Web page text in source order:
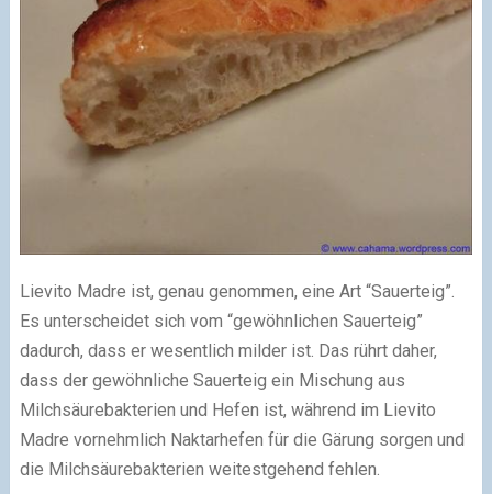
Lievito Madre ist, genau genommen, eine Art “Sauerteig”.
Es unterscheidet sich vom “gewöhnlichen Sauerteig”
dadurch, dass er wesentlich milder ist. Das rührt daher,
dass der gewöhnliche Sauerteig ein Mischung aus
Milchsäurebakterien und Hefen ist, während im Lievito
Madre vornehmlich Naktarhefen für die Gärung sorgen und
die Milchsäurebakterien weitestgehend fehlen.